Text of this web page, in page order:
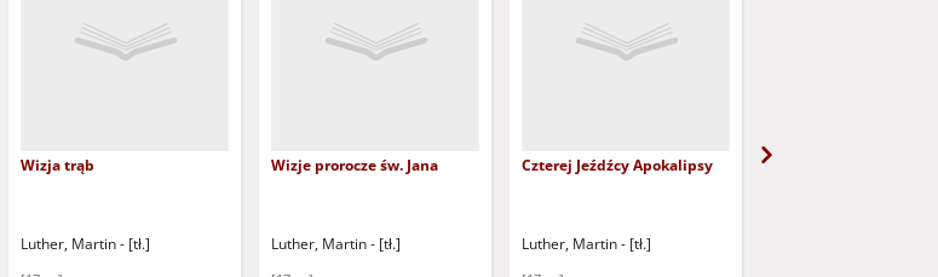
Wizja trąb
Luther, Martin - [tł.]
Wizje prorocze św. Jana
Luther, Martin - [tł.]
Czterej Jeźdźcy Apokalipsy
Luther, Martin - [tł.]